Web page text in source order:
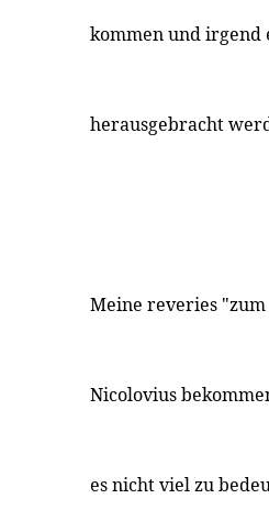
kommen und irgend
herausgebracht
Meine reveries
Nicolovius
es nicht viel zu